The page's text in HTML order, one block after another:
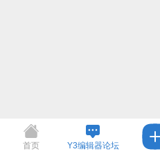
首页 Y3编辑器论坛